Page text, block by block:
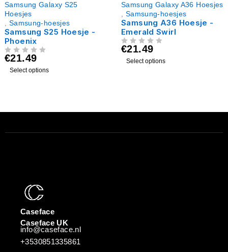
Samsung Galaxy S25
Hoesjes
, Samsung-hoesjes
Samsung S25 Hoesje -
Phoenix
€21.49
Select options
Samsung Galaxy A36 Hoesjes
, Samsung-hoesjes
Samsung A36 Hoesje -
Emerald Swirl
€21.49
Select options
Caseface
Caseface UK
info@caseface.nl
+3530851335861